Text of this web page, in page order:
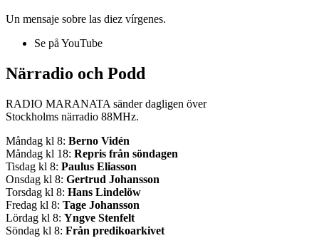
Un mensaje sobre las diez vírgenes.
Se på YouTube
Närradio och Podd
RADIO MARANATA sänder dagligen över
Stockholms närradio 88MHz.
Måndag kl 8: Berno Vidén
Måndag kl 18: Repris från söndagen
Tisdag kl 8: Paulus Eliasson
Onsdag kl 8: Gertrud Johansson
Torsdag kl 8: Hans Lindelöw
Fredag kl 8: Tage Johansson
Lördag kl 8: Yngve Stenfelt
Söndag kl 8: Från predikoarkivet